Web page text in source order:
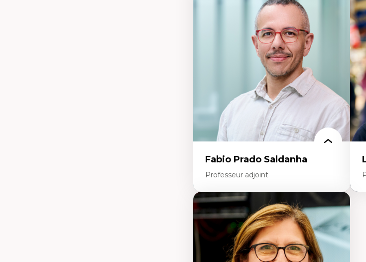
Théories et pratiques de l’urbanisme
Urbanisme durable
Histoire de l’urbanisme
Théories sur la
territorialité/territorialisation
Fabio Prado Saldanha
Professeur adjoint
Expertises
Innovation sociale
Technologies sociales
Entrepreneuriat social et collectif
Approches critiques et décoloniales
Discours, récits et narratologie en